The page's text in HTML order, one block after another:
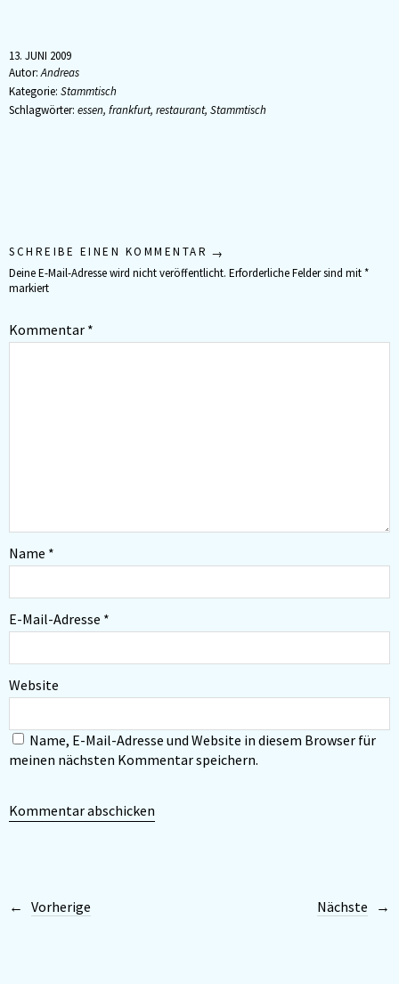
erschrocken. Der Eindruck legt
sich allerdings. Dominiert wird
die Bar ansonsten von viel
weißer,…
13. JUNI 2009
Autor:Andreas
Kategorie: Stammtisch
Schlagwörter: essen, frankfurt, restaurant, Stammtisch
SCHREIBE EINEN KOMMENTAR
Deine E-Mail-Adresse wird nicht veröffentlicht. Erforderliche Felder sind mit*
markiert
Kommentar *
Name *
E-Mail-Adresse *
Website
Name, E-Mail-Adresse und Website in diesem Browser für
meinen nächsten Kommentar speichern.
Vorherige Nächste